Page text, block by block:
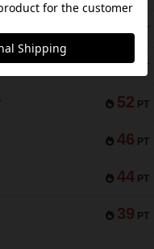
PT
58 PT
52 PT
46 PT
44 PT
39 PT